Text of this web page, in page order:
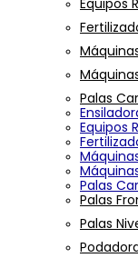
Equipos
Palas
Equipos
Palas
Palas
Palas